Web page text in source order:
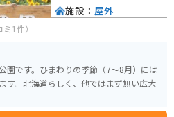
ミ1件）
園です。ひまわりの季節（7〜8月）には
す。北海道らしく、他ではまず無い広大
施設： 屋外